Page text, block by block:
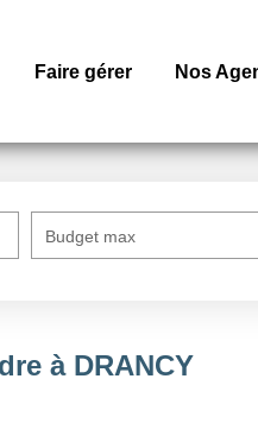
Faire gérer Nos
Budget max
à DRANCY